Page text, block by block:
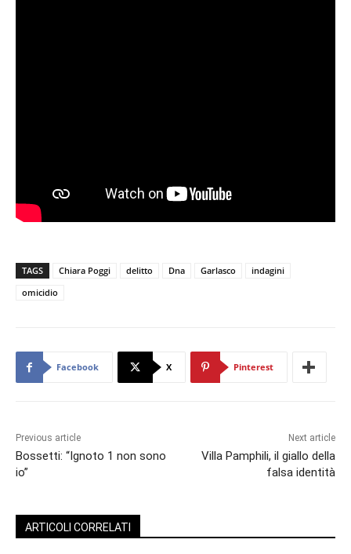
TAGS Chiara Poggi delitto Dna Garlasco
indagini
omicidio
Facebook X Pinterest
Previous article
Bossetti: “Ignoto 1 non sono
io”
Next article
Villa Pamphili, il giallo della
falsa identità
ARTICOLI CORRELATI